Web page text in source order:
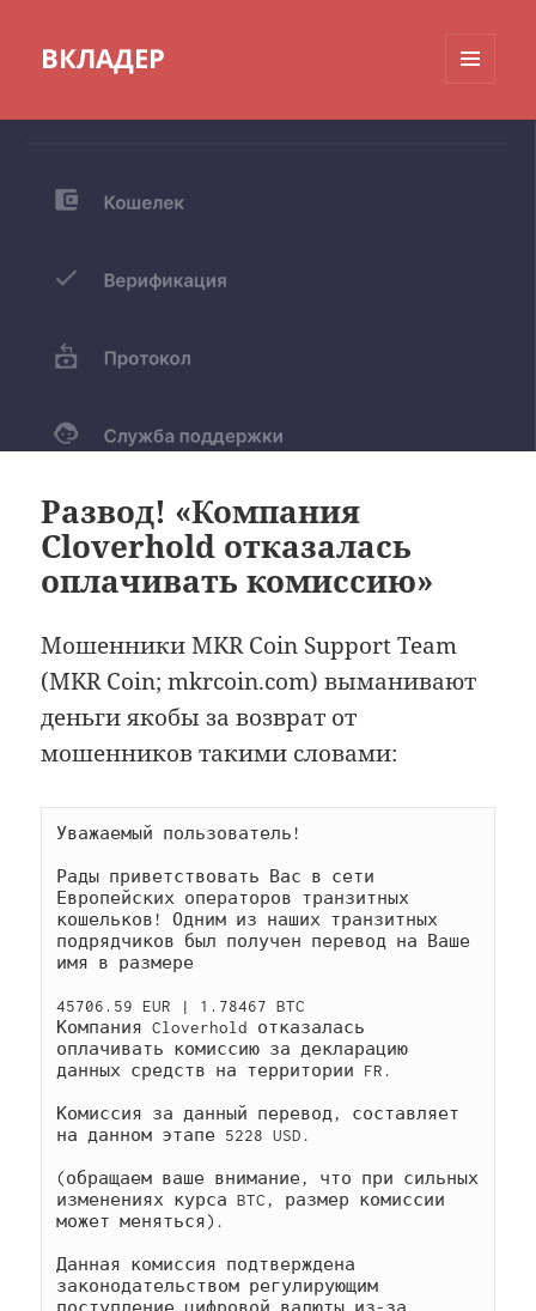
ВКЛАДЕР
Развод! «Компания
Cloverhold отказалась
оплачивать комиссию»
Мошенники MKR Coin Support Team
(MKR Coin; mkrcoin.com) выманивают
деньги якобы за возврат от
мошенников такими словами:
Уважаемый пользователь!
Рады приветствовать Вас в сети
Европейских операторов транзитных
кошельков! Одним из наших транзитных
подрядчиков был получен перевод на Ваше
имя в размере
45706.59 EUR | 1.78467 BTC
Компания Cloverhold отказалась
оплачивать комиссию за декларацию
данных средств на территории FR.
Комиссия за данный перевод, составляет
на данном этапе 5228 USD.
(обращаем ваше внимание, что при сильных
изменениях курса BTC, размер комиссии
может меняться).
Данная комиссия подтверждена
законодательством регулирующим